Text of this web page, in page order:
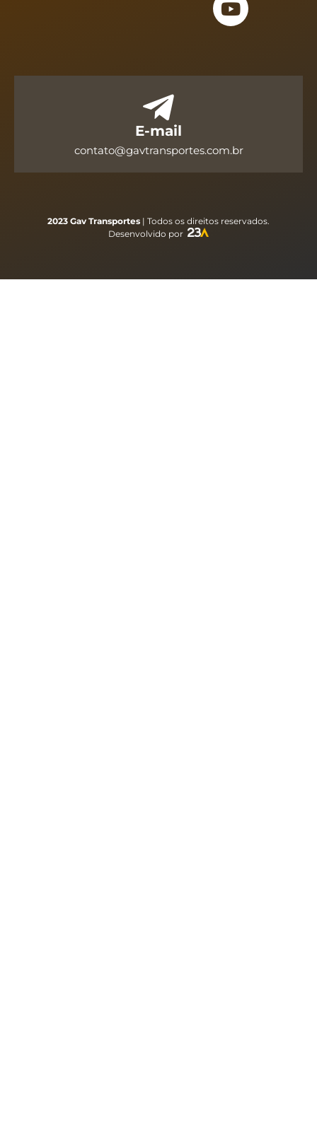
E-mail
contato@gavtransportes.com.br
2023 Gav Transportes | Todos os direitos reservados.
Desenvolvido por